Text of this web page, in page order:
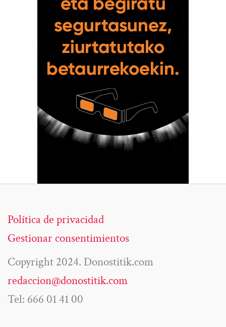
Política de privacidad
Gestionar consentimientos
Copyright 2024. Donostitik.com
redaccion@donostitik.com
Tel: 666 01 41 00